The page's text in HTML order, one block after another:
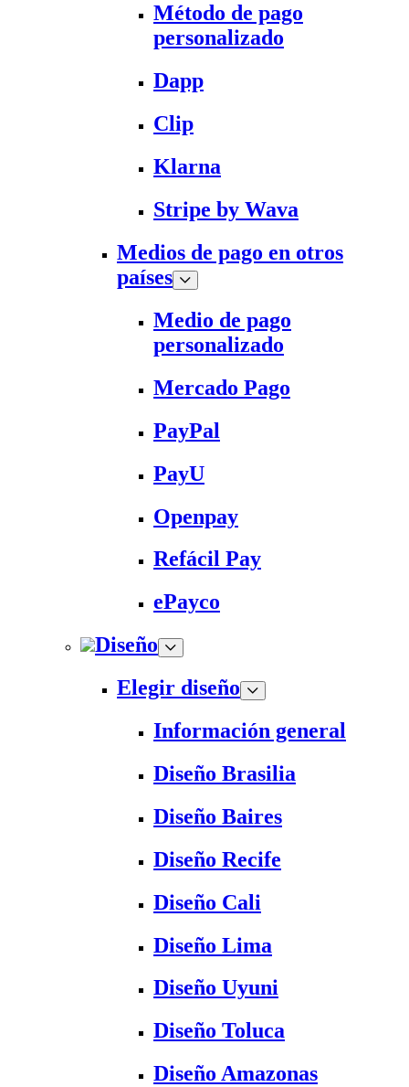
Método de pago
personalizado
Dapp
Clip
Klarna
Stripe by Wava
Medios de pago en otros
países
Medio de pago
personalizado
Mercado Pago
PayPal
PayU
Openpay
Refácil Pay
ePayco
Diseño
Elegir diseño
Información general
Diseño Brasilia
Diseño Baires
Diseño Recife
Diseño Cali
Diseño Lima
Diseño Uyuni
Diseño Toluca
Diseño Amazonas